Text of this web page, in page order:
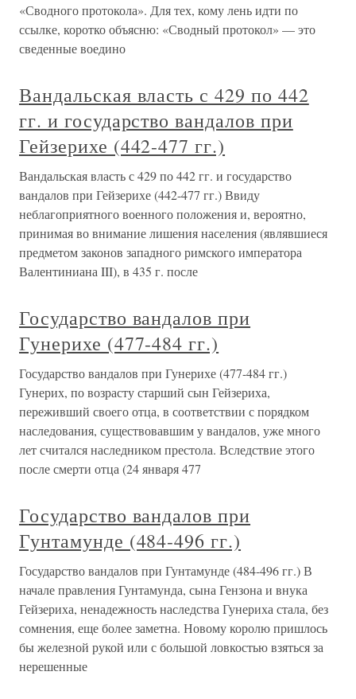
«Сводного протокола». Для тех, кому лень идти по
ссылке, коротко объясню: «Сводный протокол» — это
сведенные воедино
Вандальская власть с 429 по 442
гг. и государство вандалов при
Гейзерихе (442-477 гг.)
Вандальская власть с 429 по 442 гг. и государство
вандалов при Гейзерихе (442-477 гг.) Ввиду
неблагоприятного военного положения и, вероятно,
принимая во внимание лишения населения (являвшиеся
предметом законов западного римского императора
Валентиниана III), в 435 г. после
Государство вандалов при
Гунерихе (477-484 гг.)
Государство вандалов при Гунерихе (477-484 гг.)
Гунерих, по возрасту старший сын Гейзериха,
переживший своего отца, в соответствии с порядком
наследования, существовавшим у вандалов, уже много
лет считался наследником престола. Вследствие этого
после смерти отца (24 января 477
Государство вандалов при
Гунтамунде (484-496 гг.)
Государство вандалов при Гунтамунде (484-496 гг.) В
начале правления Гунтамунда, сына Гензона и внука
Гейзериха, ненадежность наследства Гунериха стала, без
сомнения, еще более заметна. Новому королю пришлось
бы железной рукой или с большой ловкостью взяться за
нерешенные